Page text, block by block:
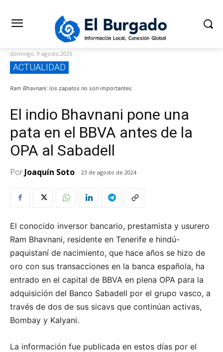
domingo, 9 agosto,2026
ACTUALIDAD
Ram Bhavnani: los zapatos no son importantes.
El indio Bhavnani pone una
pata en el BBVA antes de la
OPA al Sabadell
PorJoaquín Soto 23 de agosto de 2024
El conocido inversor bancario, prestamista y usurero
Ram Bhavnani, residente en Tenerife e hindú-
paquistaní de nacimiento, que hace años se hizo de
oro con sus transacciones en la banca española, ha
entrado en el capital de BBVA en plena OPA para la
adquisición del Banco Sabadell por el grupo vasco, a
través de dos de sus sicavs que continúan activas,
Bombay y Kalyani.
La información fue publicada en estos días por el